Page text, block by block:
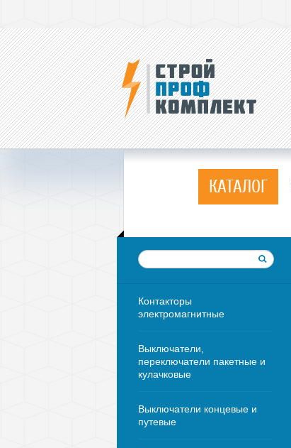
КАТАЛОГ
Контакторы
электромагнитные
Выключатели,
переключатели пакетные и
кулачковые
Выключатели концевые и
путевые